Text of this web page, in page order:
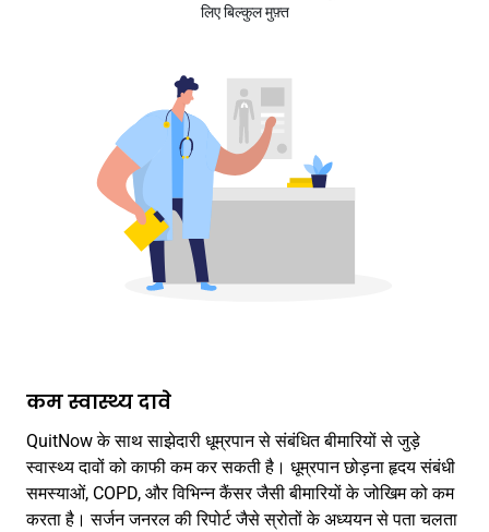
लिए बिल्कुल मुफ़्त
कम स्वास्थ्य दावे
QuitNow के साथ साझेदारी धूम्रपान से संबंधित बीमारियों से जुड़े
स्वास्थ्य दावों को काफी कम कर सकती है। धूम्रपान छोड़ना हृदय संबंधी
समस्याओं, COPD, और विभिन्न कैंसर जैसी बीमारियों के जोखिम को कम
करता है। सर्जन जनरल की रिपोर्ट जैसे स्रोतों के अध्ययन से पता चलता